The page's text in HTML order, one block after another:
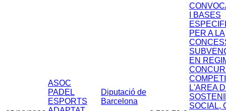
ASOC
PADEL
ESPORTS
Diputació de
Barcelona
I BASES
PER A LA
EN
L'AREA
SOCIAL,